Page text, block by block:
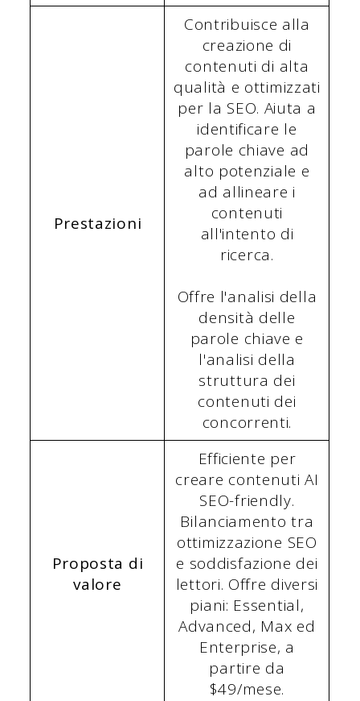
Prestazioni
Contribuisce alla
creazione di
contenuti di alta
qualità e ottimizzati
per la SEO. Aiuta a
identificare le
parole chiave ad
alto potenziale e
ad allineare i
contenuti
all'intento di
ricerca.
Offre l'analisi della
densità delle
parole chiave e
l'analisi della
struttura dei
contenuti dei
concorrenti.
Proposta di
valore
Efficiente per
creare contenuti AI
SEO-friendly.
Bilanciamento tra
ottimizzazione SEO
e soddisfazione dei
lettori. Offre diversi
piani: Essential,
Advanced, Max ed
Enterprise, a
partire da
$49/mese.